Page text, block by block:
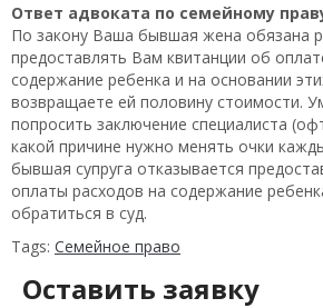
Ответ адвоката по семейному
По закону Ваша бывшая жена обязана
предоставлять Вам квитанции об
содержание ребенка и на основании
возвращаете ей половину стоимости.
попросить заключение специалиста
какой причине нужно менять очки
бывшая супруга отказывается
оплаты расходов на содержание
обратиться в суд.
Tags: Семейное право
Оставить заявку